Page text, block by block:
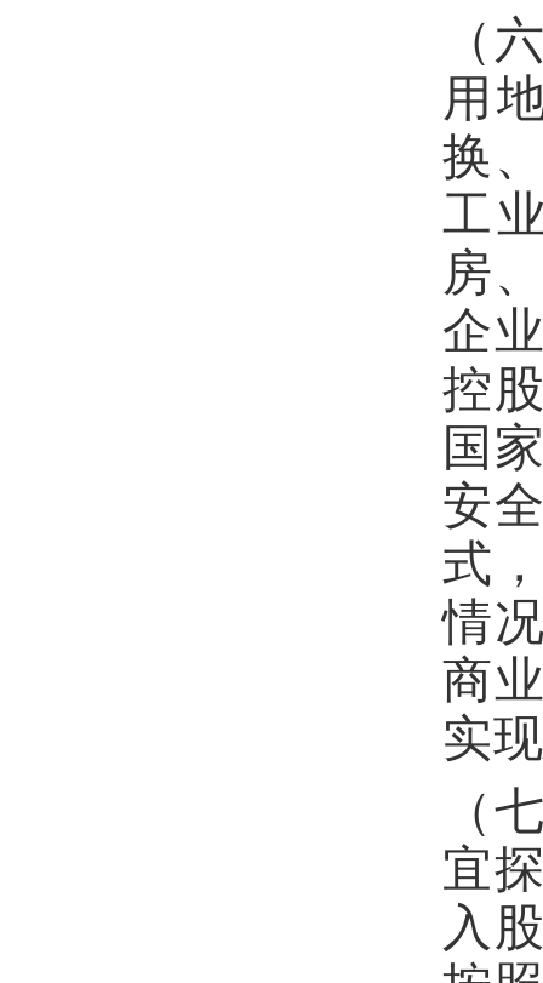
（
用
换
工
房
企
控
国
安
式
情
商
实
（
宜
入